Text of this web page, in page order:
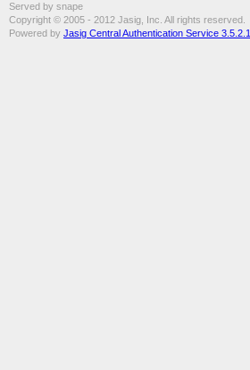
Served by snape
Copyright © 2005 - 2012 Jasig, Inc. All rights reserved.
Powered by Jasig Central Authentication Service 3.5.2.1